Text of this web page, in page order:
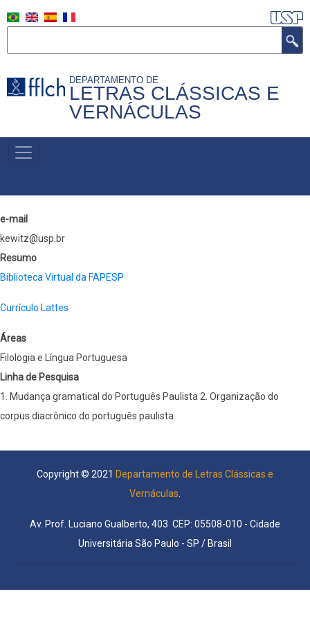
para
principal
DEPARTAMENTO DE
LETRAS CLÁSSICAS E
VERNÁCULAS
MENU
e-mail
kewitz@usp.br
Resumo
Biblioteca Virtual da FAPESP
Currículo Lattes
Áreas
Filologia e Língua Portuguesa
Linha de Pesquisa
1. Mudança gramatical do Português Paulista 2. Organização do
corpus diacrônico do português paulista
Copyright © 2021 Departamento de Letras Clássicas e
Vernáculas
Av. Prof. Luciano Gualberto, 403 CEP: 05508-010 - Cidade
Universitária São Paulo - SP / Brasil